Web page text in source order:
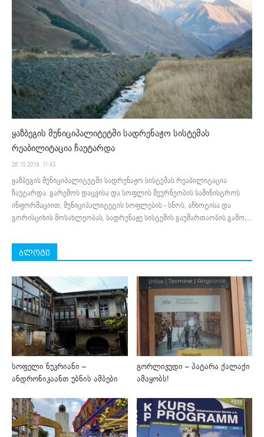
ყაზბეგის მუნიციპალიტეტში სადრენაჟო სისტემას
რეაბილიტაცია ჩაუტარდა
28.10.2019. 11:43
ყაზბეგის მუნიციპალიტეტში სადრენაჟო სისტემას რეაბილიტაცია
ჩაუტარდა. გარემოს დაცვისა და სოფლის მეურნეობის სამინისტროს
ინფორმაციით, მუნიციპალიტეტის სოფლების - სნოს, აჩხოტისა და
გორისციხის მოსახლეობას, სადრენაჟე სისტემის გაუმართაობის გამო,...
ბლოგი
სოფელი ნუკრიანი –
ანდრონიკაანთ უბნის ამბები
გორლივუდი – პატარა ქალაქი
ამაყობს!